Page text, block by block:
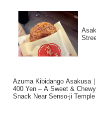
Azuma Kibidango Asakusa
400 Yen – A Sweet &
Snack Near Senso-ji Temple